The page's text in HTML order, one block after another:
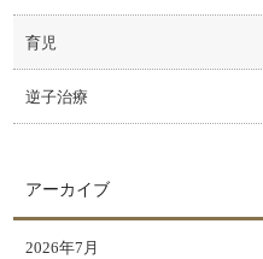
育児
逆子治療
アーカイブ
2026年7月